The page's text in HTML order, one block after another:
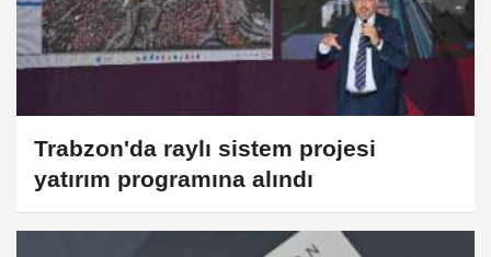
Trabzon'da raylı sistem projesi
yatırım programına alındı